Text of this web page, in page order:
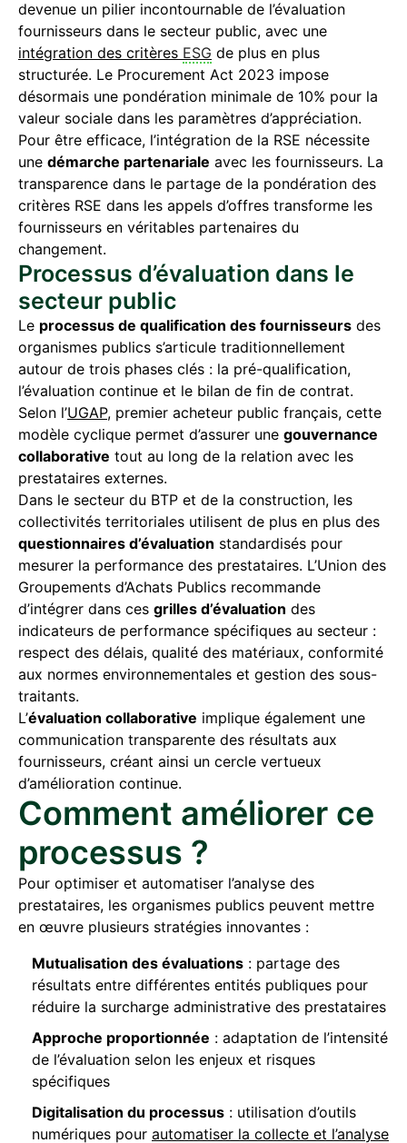
devenue un pilier incontournable de l’évaluation
fournisseurs dans le secteur public, avec une
intégration des critères ESG de plus en plus
structurée. Le Procurement Act 2023 impose
désormais une pondération minimale de 10% pour la
valeur sociale dans les paramètres d’appréciation.
Pour être efficace, l’intégration de la RSE nécessite
une démarche partenariale avec les fournisseurs. La
transparence dans le partage de la pondération des
critères RSE dans les appels d’offres transforme les
fournisseurs en véritables partenaires du
changement.
Processus d’évaluation dans le
secteur public
Le processus de qualification des fournisseurs des
organismes publics s’articule traditionnellement
autour de trois phases clés : la pré-qualification,
l’évaluation continue et le bilan de fin de contrat.
Selon l’UGAP, premier acheteur public français, cette
modèle cyclique permet d’assurer une gouvernance
collaborative tout au long de la relation avec les
prestataires externes.
Dans le secteur du BTP et de la construction, les
collectivités territoriales utilisent de plus en plus des
questionnaires d’évaluation standardisés pour
mesurer la performance des prestataires. L’Union des
Groupements d’Achats Publics recommande
d’intégrer dans ces grilles d’évaluation des
indicateurs de performance spécifiques au secteur :
respect des délais, qualité des matériaux, conformité
aux normes environnementales et gestion des sous-
traitants.
L’évaluation collaborative implique également une
communication transparente des résultats aux
fournisseurs, créant ainsi un cercle vertueux
d’amélioration continue.
Comment améliorer ce
processus ?
Pour optimiser et automatiser l’analyse des
prestataires, les organismes publics peuvent mettre
en œuvre plusieurs stratégies innovantes :
Mutualisation des évaluations : partage des
résultats entre différentes entités publiques pour
réduire la surcharge administrative des prestataires
Approche proportionnée : adaptation de l’intensité
de l’évaluation selon les enjeux et risques
spécifiques
Digitalisation du processus : utilisation d’outils
numériques pour automatiser la collecte et l’analyse